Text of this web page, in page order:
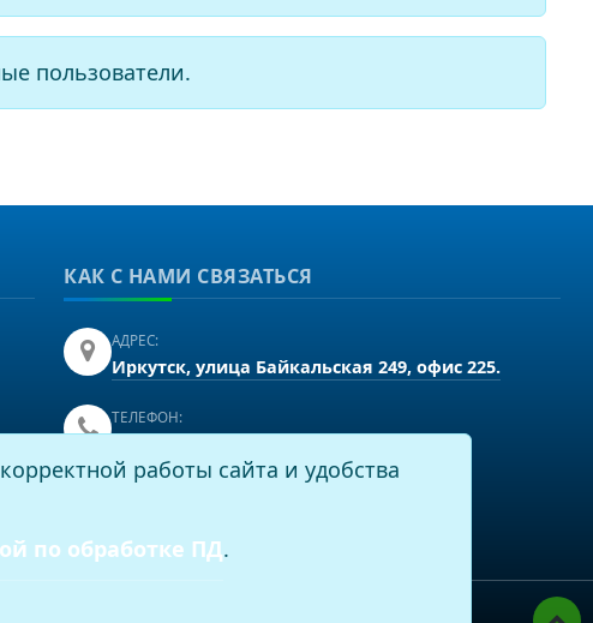
пользователи.
КАК С НАМИ СВЯЗАТЬСЯ
АДРЕС:
Иркутск, улица Байкальская 249, офис 225.
ТЕЛЕФОН:
работы сайта и удобства
по обработке ПД.